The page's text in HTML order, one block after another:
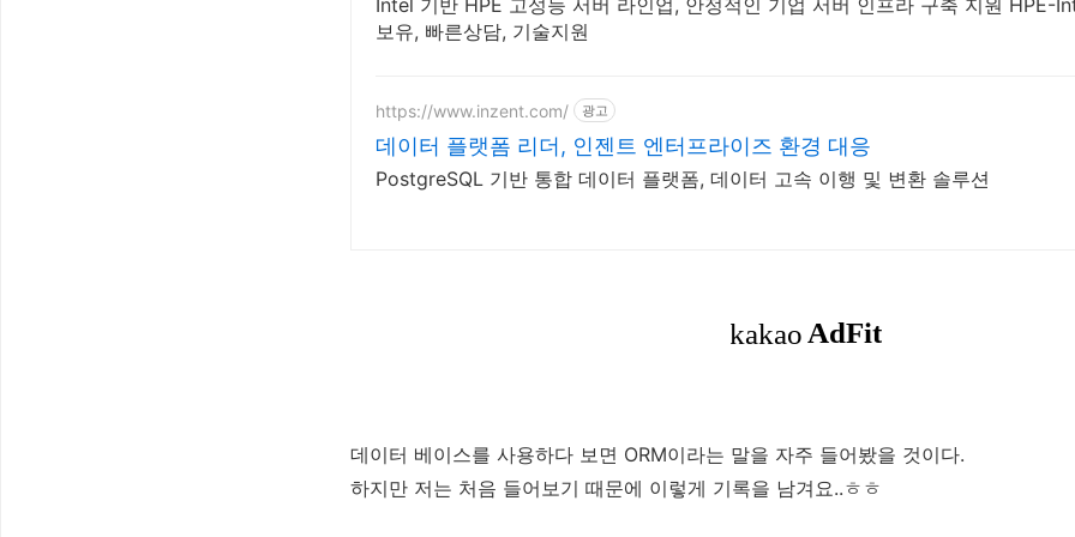
Intel 기반 HPE 고성능 서버 라인업, 안정적인 기업 서버 인프라 구축 지원 HPE-
보유, 빠른상담, 기술지원
https://www.inzent.com/ 광고
데이터 플랫폼 리더, 인젠트 엔터프라이즈 환경 대응
PostgreSQL 기반 통합 데이터 플랫폼, 데이터 고속 이행 및 변환 솔루션
데이터 베이스를 사용하다 보면 ORM이라는 말을 자주 들어봤을 것이다.
하지만 저는 처음 들어보기 때문에 이렇게 기록을 남겨요..ㅎㅎ